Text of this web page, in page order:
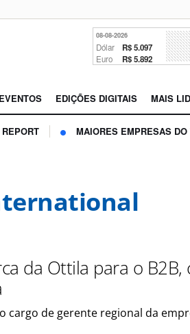
08-08-2026
Dólar R$ 5.097
Euro R$ 5.892
EDIÇÕES DIGITAIS MAIS
MAIORES EMPRESAS DO
da Ottila para o B2B,
cargo de gerente regional da